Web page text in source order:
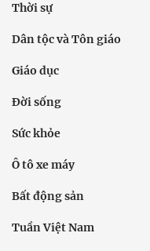
Thời sự
Dân tộc và Tôn giáo
Giáo dục
Đời sống
Sức khỏe
Ô tô xe máy
Bất động sản
Tuần Việt Nam